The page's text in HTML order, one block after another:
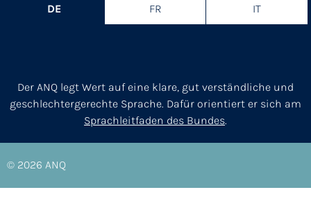
DE FR IT
Der ANQ legt Wert auf eine klare, gut verständliche und
geschlechtergerechte Sprache. Dafür orientiert er sich am
Sprachleitfaden des Bundes.
© 2026 ANQ